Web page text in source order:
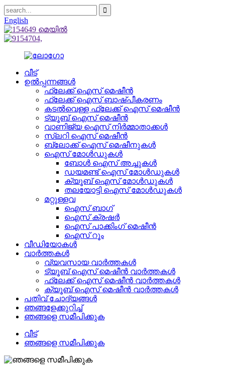
English
വീട്
ഉൽപ്പന്നങ്ങൾ
ഫ്ലേക്ക് ഐസ് മെഷീൻ
ഫ്ലേക്ക് ഐസ് ബാഷ്പീകരണം
കടൽവെള്ള ഫ്ലേക്ക് ഐസ് മെഷീൻ
ട്യൂബ് ഐസ് മെഷീൻ
വാണിജ്യ ഐസ് നിർമ്മാതാക്കൾ
സ്ലറി ഐസ് മെഷീൻ
ബ്ലോക്ക് ഐസ് മെഷീനുകൾ
ഐസ് മോൾഡുകൾ
ബോൾ ഐസ് അച്ചുകൾ
ഡയമണ്ട് ഐസ് മോൾഡുകൾ
ക്യൂബ് ഐസ് മോൾഡുകൾ
തലയോട്ടി ഐസ് മോൾഡുകൾ
മറ്റുള്ളവ
ഐസ് ബാഗ്
ഐസ് ക്രഷർ
ഐസ് പാക്കിംഗ് മെഷീൻ
ഐസ് റൂം
വീഡിയോകൾ
വാർത്തകൾ
വ്യവസായ വാർത്തകൾ
ട്യൂബ് ഐസ് മെഷീൻ വാർത്തകൾ
ഫ്ലേക്ക് ഐസ് മെഷീൻ വാർത്തകൾ
ക്യൂബ് ഐസ് മെഷീൻ വാർത്തകൾ
പതിവ് ചോദ്യങ്ങൾ
ഞങ്ങളേക്കുറിച്ച്
ഞങ്ങളെ സമീപിക്കുക
വീട്
ഞങ്ങളെ സമീപിക്കുക